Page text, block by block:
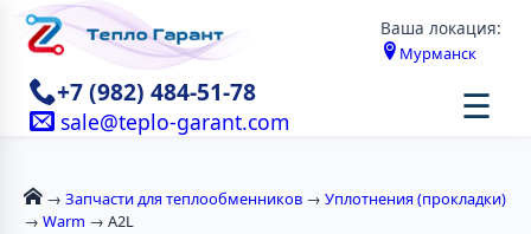
Ваша локация:
Мурманск
+7 (982) 484-51-78
sale@teplo-garant.com ☰
→ Запчасти для теплообменников → Уплотнения (прокладки)
→ Warm → A2L